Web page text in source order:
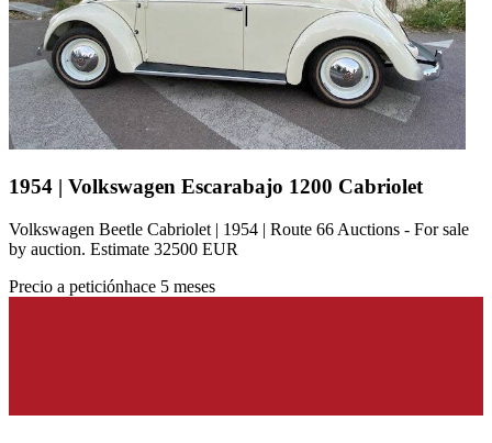
1954 | Volkswagen Escarabajo 1200 Cabriolet
Volkswagen Beetle Cabriolet | 1954 | Route 66 Auctions - For sale
by auction. Estimate 32500 EUR
Precio a peticiónhace 5 meses